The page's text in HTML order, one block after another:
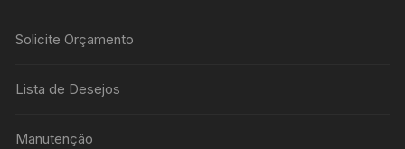
Solicite Orçamento
Lista de Desejos
Manutenção